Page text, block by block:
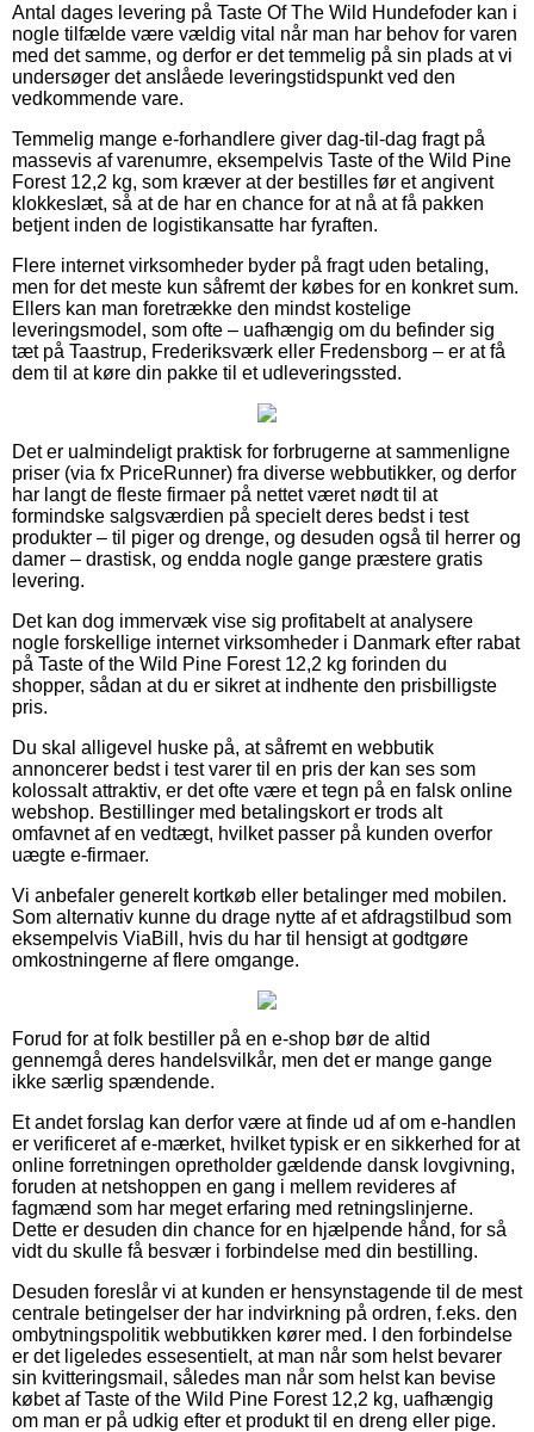
Antal dages levering på Taste Of The Wild Hundefoder kan i
nogle tilfælde være vældig vital når man har behov for varen
med det samme, og derfor er det temmelig på sin plads at vi
undersøger det anslåede leveringstidspunkt ved den
vedkommende vare.
Temmelig mange e-forhandlere giver dag-til-dag fragt på
massevis af varenumre, eksempelvis Taste of the Wild Pine
Forest 12,2 kg, som kræver at der bestilles før et angivent
klokkeslæt, så at de har en chance for at nå at få pakken
betjent inden de logistikansatte har fyraften.
Flere internet virksomheder byder på fragt uden betaling,
men for det meste kun såfremt der købes for en konkret sum.
Ellers kan man foretrække den mindst kostelige
leveringsmodel, som ofte – uafhængig om du befinder sig
tæt på Taastrup, Frederiksværk eller Fredensborg – er at få
dem til at køre din pakke til et udleveringssted.
Det er ualmindeligt praktisk for forbrugerne at sammenligne
priser (via fx PriceRunner) fra diverse webbutikker, og derfor
har langt de fleste firmaer på nettet været nødt til at
formindske salgsværdien på specielt deres bedst i test
produkter – til piger og drenge, og desuden også til herrer og
damer – drastisk, og endda nogle gange præstere gratis
levering.
Det kan dog immervæk vise sig profitabelt at analysere
nogle forskellige internet virksomheder i Danmark efter rabat
på Taste of the Wild Pine Forest 12,2 kg forinden du
shopper, sådan at du er sikret at indhente den prisbilligste
pris.
Du skal alligevel huske på, at såfremt en webbutik
annoncerer bedst i test varer til en pris der kan ses som
kolossalt attraktiv, er det ofte være et tegn på en falsk online
webshop. Bestillinger med betalingskort er trods alt
omfavnet af en vedtægt, hvilket passer på kunden overfor
uægte e-firmaer.
Vi anbefaler generelt kortkøb eller betalinger med mobilen.
Som alternativ kunne du drage nytte af et afdragstilbud som
eksempelvis ViaBill, hvis du har til hensigt at godtgøre
omkostningerne af flere omgange.
Forud for at folk bestiller på en e-shop bør de altid
gennemgå deres handelsvilkår, men det er mange gange
ikke særlig spændende.
Et andet forslag kan derfor være at finde ud af om e-handlen
er verificeret af e-mærket, hvilket typisk er en sikkerhed for at
online forretningen opretholder gældende dansk lovgivning,
foruden at netshoppen en gang i mellem revideres af
fagmænd som har meget erfaring med retningslinjerne.
Dette er desuden din chance for en hjælpende hånd, for så
vidt du skulle få besvær i forbindelse med din bestilling.
Desuden foreslår vi at kunden er hensynstagende til de mest
centrale betingelser der har indvirkning på ordren, f.eks. den
ombytningspolitik webbutikken kører med. I den forbindelse
er det ligeledes essesentielt, at man når som helst bevarer
sin kvitteringsmail, således man når som helst kan bevise
købet af Taste of the Wild Pine Forest 12,2 kg, uafhængig
om man er på udkig efter et produkt til en dreng eller pige.